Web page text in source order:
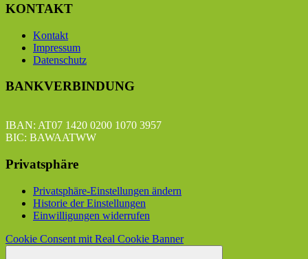
KONTAKT
Kontakt
Impressum
Datenschutz
BANKVERBINDUNG
IBAN: AT07 1420 0200 1070 3957
BIC: BAWAATWW
Privatsphäre
Privatsphäre-Einstellungen ändern
Historie der Einstellungen
Einwilligungen widerrufen
Cookie Consent mit Real Cookie Banner